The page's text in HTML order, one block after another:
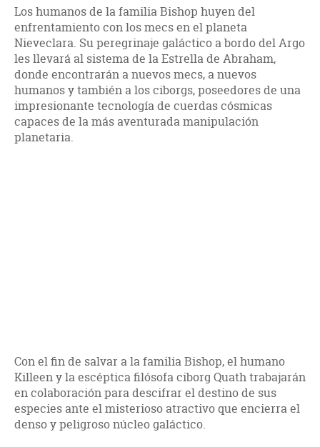
Los humanos de la familia Bishop huyen del
enfrentamiento con los mecs en el planeta
Nieveclara. Su peregrinaje galáctico a bordo del Argo
les llevará al sistema de la Estrella de Abraham,
donde encontrarán a nuevos mecs, a nuevos
humanos y también a los ciborgs, poseedores de una
impresionante tecnología de cuerdas cósmicas
capaces de la más aventurada manipulación
planetaria.
Con el fin de salvar a la familia Bishop, el humano
Killeen y la escéptica filósofa ciborg Quath trabajarán
en colaboración para descifrar el destino de sus
especies ante el misterioso atractivo que encierra el
denso y peligroso núcleo galáctico.